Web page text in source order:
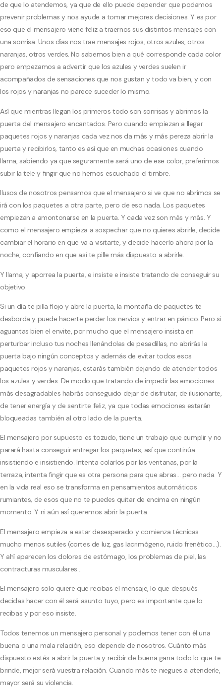
de que lo atendemos, ya que de ello puede depender que podamos
prevenir problemas y nos ayude a tomar mejores decisiones. Y es por
eso que el mensajero viene feliz a traernos sus distintos mensajes con
una sonrisa. Unos días nos trae mensajes rojos, otros azules, otros
naranjas, otros verdes. No sabemos bien a qué corresponde cada color
pero empezamos a advertir que los azules y verdes suelen ir
acompañados de sensaciones que nos gustan y todo va bien, y con
los rojos y naranjas no parece suceder lo mismo.
Así que mientras llegan los primeros todo son sonrisas y abrimos la
puerta del mensajero encantados. Pero cuando empiezan a llegar
paquetes rojos y naranjas cada vez nos da más y más pereza abrir la
puerta y recibirlos, tanto es así que en muchas ocasiones cuando
llama, sabiendo ya que seguramente será uno de ese color, preferimos
subir la tele y fingir que no hemos escuchado el timbre.
Ilusos de nosotros pensamos que el mensajero si ve que no abrimos se
irá con los paquetes a otra parte, pero de eso nada. Los paquetes
empiezan a amontonarse en la puerta. Y cada vez son más y más. Y
como el mensajero empieza a sospechar que no quieres abrirle, decide
cambiar el horario en que va a visitarte, y decide hacerlo ahora por la
noche, confiando en que así te pille más dispuesto a abrirle.
Y llama, y aporrea la puerta, e insiste e insiste tratando de conseguir su
objetivo.
Si un día te pilla flojo y abre la puerta, la montaña de paquetes te
desborda y puede hacerte perder los nervios y entrar en pánico. Pero si
aguantas bien el envite, por mucho que el mensajero insista en
perturbar incluso tus noches llenándolas de pesadillas, no abrirás la
puerta bajo ningún conceptos y además de evitar todos esos
paquetes rojos y naranjas, estarás también dejando de atender todos
los azules y verdes. De modo que tratando de impedir las emociones
más desagradables habrás conseguido dejar de disfrutar, de ilusionarte,
de tener energía y de sentirte feliz, ya que todas emociones estarán
bloqueadas también al otro lado de la puerta.
El mensajero por supuesto es tozudo, tiene un trabajo que cumplir y no
parará hasta conseguir entregar los paquetes, así que continúa
insistiendo e insistiendo. Intenta colarlos por las ventanas, por la
terraza, intenta fingir que es otra persona para que abras… pero nada. Y
en la vida real eso se transforma en pensamientos automáticos
rumiantes, de esos que no te puedes quitar de encima en ningún
momento. Y ni aún así queremos abrir la puerta.
El mensajero empieza a estar desesperado y comienza técnicas
mucho menos sutiles (cortes de luz, gas lacrimógeno, ruido frenético…).
Y ahí aparecen los dolores de estómago, los problemas de piel, las
contracturas musculares…
El mensajero solo quiere que recibas el mensaje, lo que después
decidas hacer con él será asunto tuyo, pero es importante que lo
recibas y por eso insiste.
Todos tenemos un mensajero personal y podemos tener con él una
buena o una mala relación, eso depende de nosotros. Cuánto más
dispuesto estés a abrir la puerta y recibir de buena gana todo lo que te
brinde, mejor será vuestra relación. Cuando más te niegues a atenderle,
mayor será su violencia.